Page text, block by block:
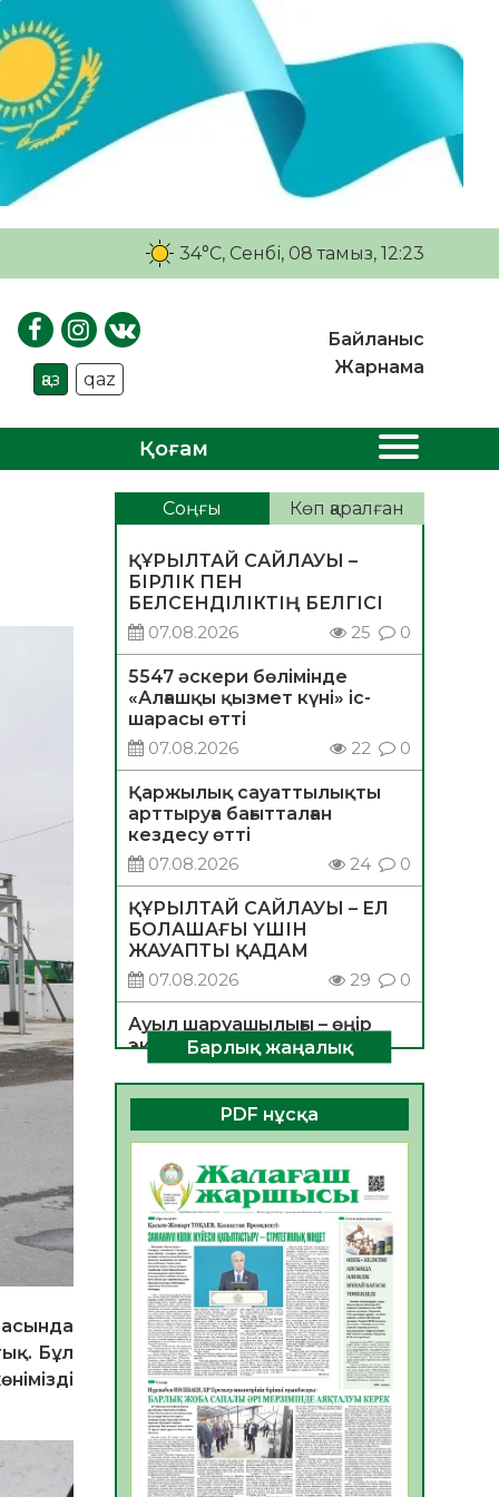
34°C, Сенбі, 08 тамыз, 12:23
қаз qaz
Байланыс
Жарнама
Қоғам
Бұл
Соңғы Көп қаралған
ҚҰРЫЛТАЙ САЙЛАУЫ –
БІРЛІК ПЕН
БЕЛСЕНДІЛІКТІҢ БЕЛГІСІ
07.08.2026
25 0
5547 әскери бөлімінде
«Алғашқы қызмет күні» іс-
шарасы өтті
07.08.2026
22 0
Қаржылық сауаттылықты
арттыруға бағытталған
кездесу өтті
07.08.2026
24 0
ҚҰРЫЛТАЙ САЙЛАУЫ – ЕЛ
БОЛАШАҒЫ ҮШІН
ЖАУАПТЫ ҚАДАМ
07.08.2026
29 0
Ауыл шаруашылығы – өңір
экономикасының негізгі
тірегі
06.08.2026
38 0
ҚОҒАМДЫҚ БЕЛСЕНДІЛІК –
ЕЛ ДАМУЫНЫҢ НЕГІЗІ
06.08.2026
35
ҚҰРЫЛТАЙ САЙЛАУЫ –
БОЛАШАҚҚА БАСТАР
ЖАУАПТЫ ТАҢДАУ
06.08.2026
37
Инфекциялық ауруларға
қарсы иммундау
жұмыстарының тиімділігі
06.08.2026
39
Көкжөтел ауруы туралы
Барлық жаңалық
PDF нұсқа